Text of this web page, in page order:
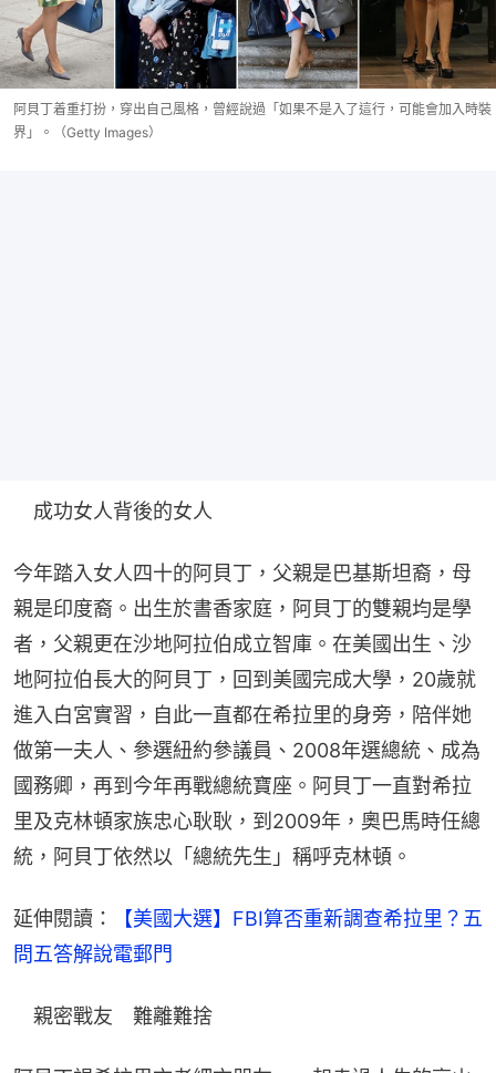
阿貝丁着重打扮，穿出自己風格，曾經說過「如果不是入了這行，可能會加入時裝
界」。（Getty Images）
成功女人背後的女人
今年踏入女人四十的阿貝丁，父親是巴基斯坦裔，母
親是印度裔。出生於書香家庭，阿貝丁的雙親均是學
者，父親更在沙地阿拉伯成立智庫。在美國出生、沙
地阿拉伯長大的阿貝丁，回到美國完成大學，20歲就
進入白宮實習，自此一直都在希拉里的身旁，陪伴她
做第一夫人、參選紐約參議員、2008年選總統、成為
國務卿，再到今年再戰總統寶座。阿貝丁一直對希拉
里及克林頓家族忠心耿耿，到2009年，奧巴馬時任總
統，阿貝丁依然以「總統先生」稱呼克林頓。
延伸閱讀：
【美國大選】FBI算否重新調查希拉里？五
問五答解說電郵門
親密戰友　難離難捨